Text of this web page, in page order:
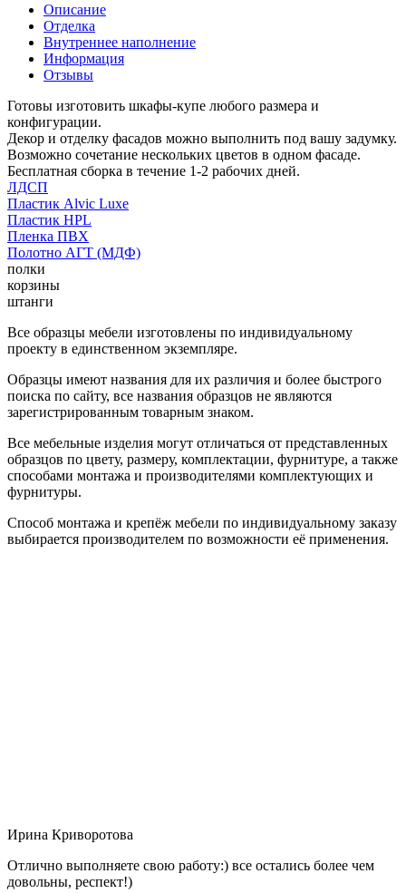
Описание
Отделка
Внутреннее наполнение
Информация
Отзывы
Готовы изготовить шкафы-купе любого размера и
конфигурации.
Декор и отделку фасадов можно выполнить под вашу задумку.
Возможно сочетание нескольких цветов в одном фасаде.
Бесплатная сборка в течение 1-2 рабочих дней.
ЛДСП
Пластик Alvic Luxe
Пластик HPL
Пленка ПВХ
Полотно АГТ (МДФ)
полки
корзины
штанги
Все образцы мебели изготовлены по индивидуальному
проекту в единственном экземпляре.
Образцы имеют названия для их различия и более быстрого
поиска по сайту, все названия образцов не являются
зарегистрированным товарным знаком.
Все мебельные изделия могут отличаться от представленных
образцов по цвету, размеру, комплектации, фурнитуре, а также
способами монтажа и производителями комплектующих и
фурнитуры.
Способ монтажа и крепёж мебели по индивидуальному заказу
выбирается производителем по возможности её применения.
Ирина Криворотова
Отлично выполняете свою работу:) все остались более чем
довольны, респект!)